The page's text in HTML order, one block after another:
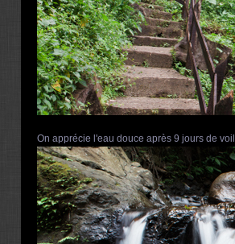
On apprécie l'eau douce après 9 jours de